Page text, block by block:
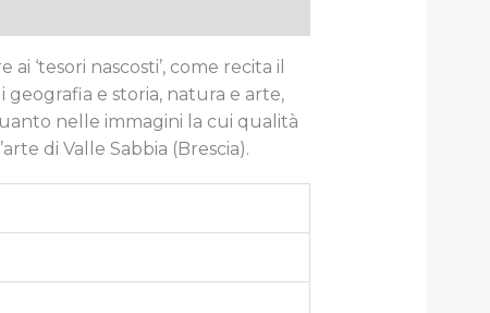
‘tesori nascosti’, come recita il
e storia, natura e arte,
nelle immagini la cui qualità
di Valle Sabbia (Brescia).